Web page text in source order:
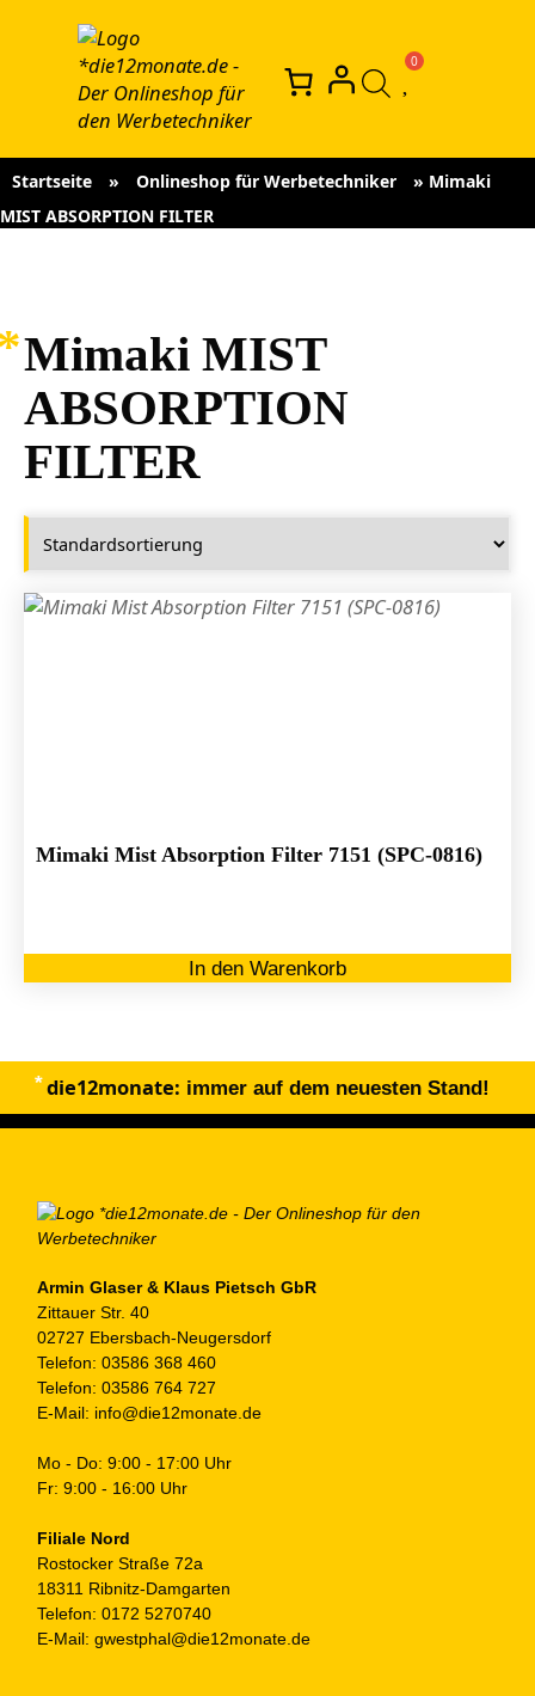
Startseite » Onlineshop für Werbetechniker » Mimaki
MIST ABSORPTION FILTER
Mimaki MIST
ABSORPTION
FILTER
Mimaki Mist Absorption Filter 7151 (SPC-0816)
In den Warenkorb
die12monate: immer auf dem neuesten Stand!
Armin Glaser & Klaus Pietsch GbR
Zittauer Str. 40
02727 Ebersbach-Neugersdorf
Telefon: 03586 368 460
Telefon: 03586 764 727
E-Mail: info@die12monate.de
Mo - Do: 9:00 - 17:00 Uhr
Fr: 9:00 - 16:00 Uhr
Filiale Nord
Rostocker Straße 72a
18311 Ribnitz-Damgarten
Telefon: 0172 5270740
E-Mail: gwestphal@die12monate.de